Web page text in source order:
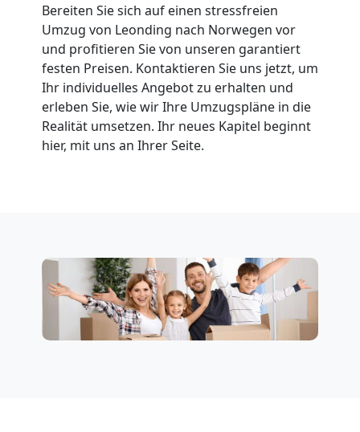
Bereiten Sie sich auf einen stressfreien
Umzug von Leonding nach Norwegen vor
und profitieren Sie von unseren garantiert
festen Preisen. Kontaktieren Sie uns jetzt, um
Ihr individuelles Angebot zu erhalten und
erleben Sie, wie wir Ihre Umzugspläne in die
Realität umsetzen. Ihr neues Kapitel beginnt
hier, mit uns an Ihrer Seite.
Umzug
für
Senioren
Fernumzug
Leonding
Firmenumzug